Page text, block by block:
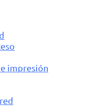
impresión